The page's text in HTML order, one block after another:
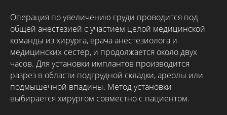
Операция по увеличению груди проводится под
общей анестезией с участием целой медицинской
команды из хирурга, врача анестезиолога и
медицинских сестер, и продолжается около двух
часов. Для установки имплантов производится
разрез в области подгрудной складки, ареолы или
подмышечной впадины. Метод установки
выбирается хирургом совместно с пациентом.